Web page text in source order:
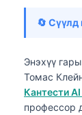
🔄 Сүүлд
Энэхүү
Томас
Кантести
профессор